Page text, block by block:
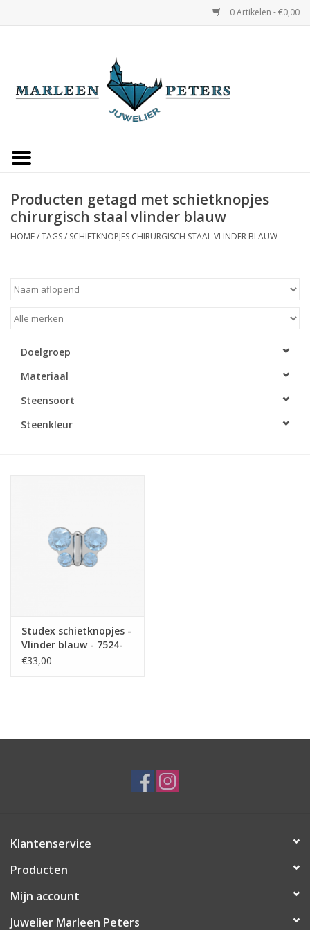
0 Artikelen - €0,00
Occasions
Cadeaukaarten
Producten getagd met schietknopjes
chirurgisch staal vlinder blauw
HOME/TAGS/ SCHIETKNOPJES CHIRURGISCH STAAL VLINDER BLAUW
Doelgroep
Materiaal
Steensoort
Steenkleur
Studex schietknopjes -
Vlinder blauw - 7524-
2003 (344)
€33,00
Klantenservice
Producten
Mijn account
Juwelier Marleen Peters